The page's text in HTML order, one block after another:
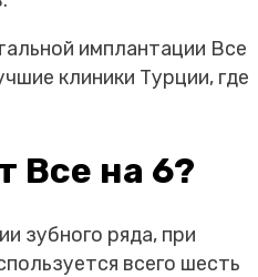
Все на 6?
на 6?
установки зубных
имплантации Все
клиники Турции, где
Все на 6?
зубного ряда, при
всего шесть